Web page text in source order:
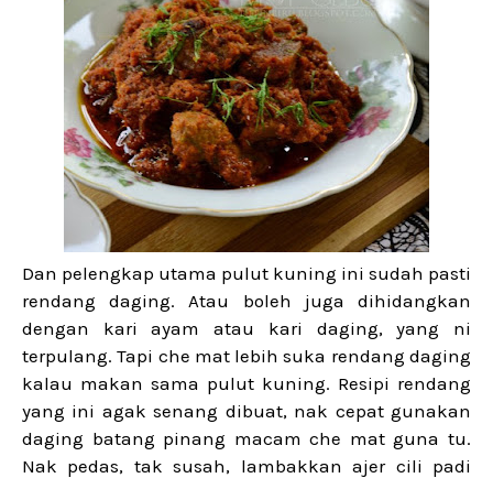
Dan pelengkap utama pulut kuning ini sudah pasti
rendang daging. Atau boleh juga dihidangkan
dengan kari ayam atau kari daging, yang ni
terpulang. Tapi che mat lebih suka rendang daging
kalau makan sama pulut kuning. Resipi rendang
yang ini agak senang dibuat, nak cepat gunakan
daging batang pinang macam che mat guna tu.
Nak pedas, tak susah, lambakkan ajer cili padi